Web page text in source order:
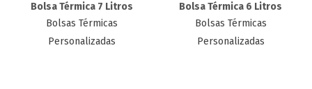
Bolsa Térmica 7 Litros
Bolsas Térmicas
Personalizadas
Bolsa Térmica 6 Litros
Bolsas Térmicas
Personalizadas